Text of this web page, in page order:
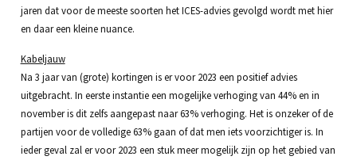
jaren dat voor de meeste soorten het ICES-advies gevolgd wordt met hier
en daar een kleine nuance.
Kabeljauw
Na 3 jaar van (grote) kortingen is er voor 2023 een positief advies
uitgebracht. In eerste instantie een mogelijke verhoging van 44% en in
november is dit zelfs aangepast naar 63% verhoging. Het is onzeker of de
partijen voor de volledige 63% gaan of dat men iets voorzichtiger is. In
ieder geval zal er voor 2023 een stuk meer mogelijk zijn op het gebied van